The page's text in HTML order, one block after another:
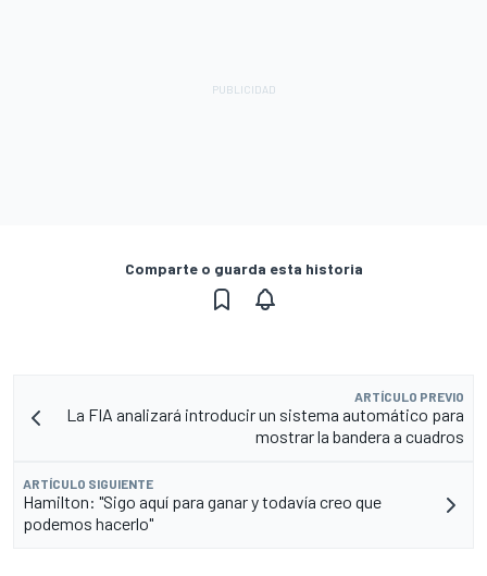
Comparte o guarda esta historia
ARTÍCULO PREVIO
La FIA analizará introducir un sistema automático para
mostrar la bandera a cuadros
ARTÍCULO SIGUIENTE
Hamilton: "Sigo aquí para ganar y todavía creo que
podemos hacerlo"